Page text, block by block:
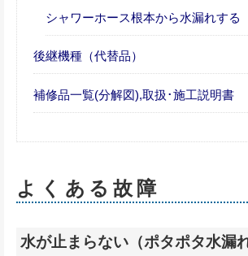
シャワーホース根本から水漏れする
後継機種（代替品）
補修品一覧(分解図),取扱･施工説明書
よくある故障
水が止まらない（ポタポタ水漏れ